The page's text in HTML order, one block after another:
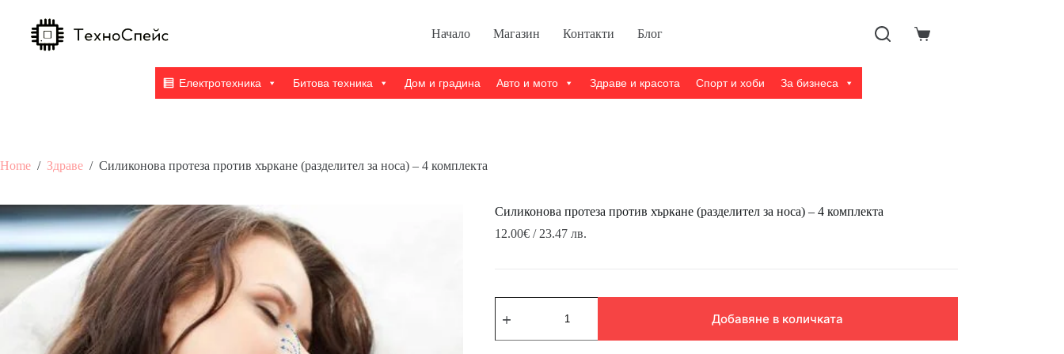
content
Начало Магазин Контакти Блог
Shopping
Електротехника Битова техника Дом и градина Авто и мото Здраве и красота Спорт и хоби За бизнеса
Home / Здраве / Силиконова протеза против хъркане (разделител за носа) – 4 комплекта
Силиконова протеза против хъркане (разделител за носа) – 4 комплекта
12.00€/ 23.47 лв.
протеза
Добавяне в количката